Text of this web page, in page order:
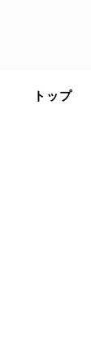
トップ